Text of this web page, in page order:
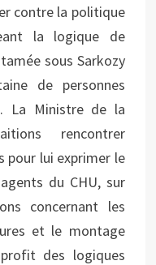
contre la politique
la logique de
sous Sarkozy
de personnes
La Ministre de la
rencontrer
pour lui exprimer le
du CHU, sur
concernant les
et le montage
des logiques